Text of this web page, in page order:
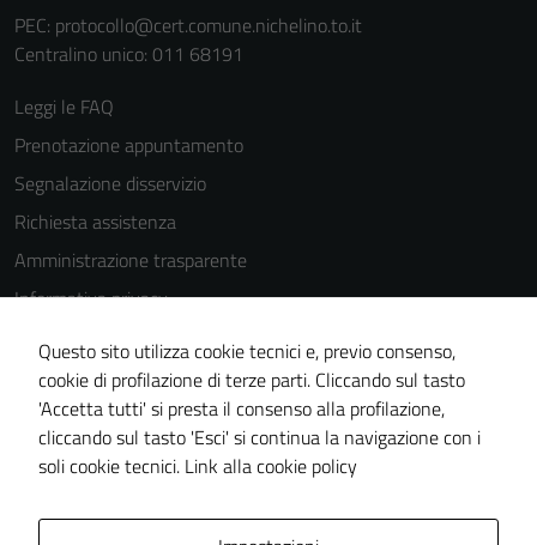
PEC: protocollo@cert.comune.nichelino.to.it
Centralino unico: 011 68191
Leggi le FAQ
Prenotazione appuntamento
Segnalazione disservizio
Richiesta assistenza
Amministrazione trasparente
Informativa privacy
Cookie Policy
Note legali
Dichiarazione di accessibilità
Piano di miglioramento del sito
Questo sito utilizza cookie tecnici e, previo consenso,
cookie di profilazione di terze parti. Cliccando sul tasto
'Accetta tutti' si presta il consenso alla profilazione,
cliccando sul tasto 'Esci' si continua la navigazione con i
soli cookie tecnici. Link alla cookie policy